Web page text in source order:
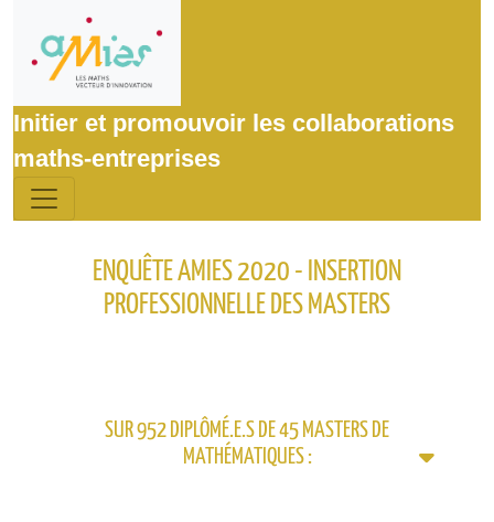
Initier et promouvoir les collaborations
maths-entreprises
ENQUÊTE AMIES 2020 - INSERTION
PROFESSIONNELLE DES MASTERS
SUR 952 DIPLÔMÉ.E.S DE 45 MASTERS DE
MATHÉMATIQUES :